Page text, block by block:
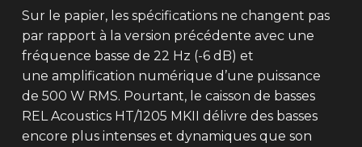
Sur le papier, les spécifications ne changent pas
par rapport à la version précédente avec une
fréquence basse de 22 Hz (-6 dB) et
une amplification numérique d’une puissance
de 500 W RMS. Pourtant, le caisson de basses
REL Acoustics HT/1205 MKII délivre des basses
encore plus intenses et dynamiques que son